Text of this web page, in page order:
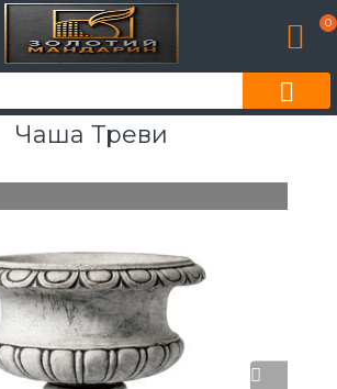
0
Чаша Треви